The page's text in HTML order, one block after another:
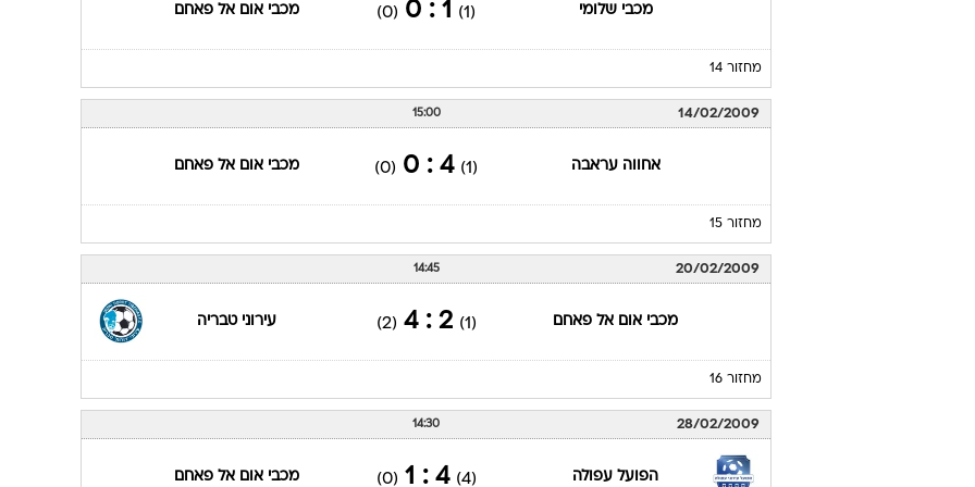
מכבי שלומי (1)
1 : 0
(0) מכבי אום אל פאחם
מחזור 14
14/02/2009
15:00
אחווה עראבה (1)
4 : 0
(0) מכבי אום אל פאחם
מחזור 15
20/02/2009
14:45
מכבי אום אל פאחם (1)
2 : 4
(2) עירוני טבריה
מחזור 16
28/02/2009
14:30
הפועל עפולה (4)
4 : 1
(0) מכבי אום אל פאחם